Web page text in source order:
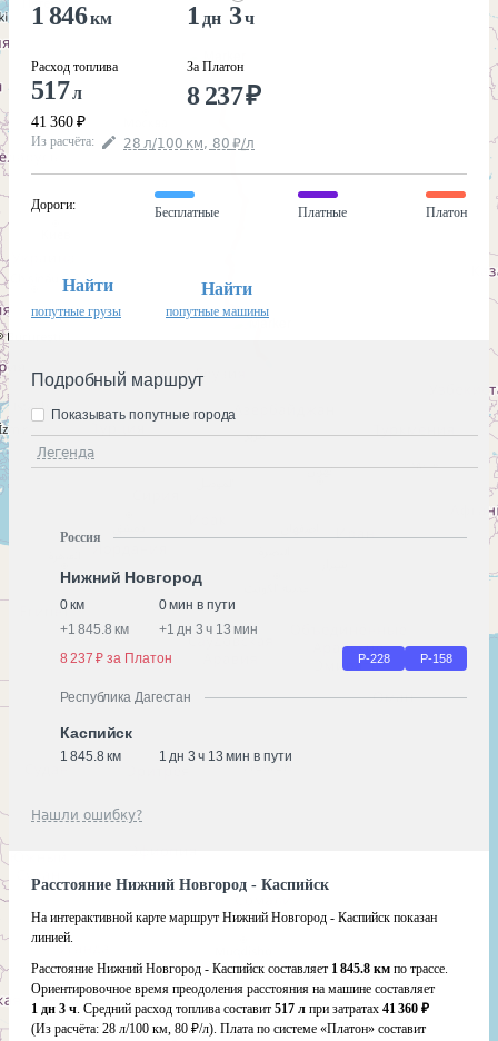
1 846км
Расход топлива
517л
41 360 ₽
1 дн 3ч
За Платон
8 237₽
Из расчёта: 28 л/100 км, 80 ₽/л
Дороги:
Бесплатные Платные Платон
Найти
попутные грузы
Найти
попутные машины
Подробный маршрут
Легенда
Показывать попутные города
Россия
Нижний Новгород
0 км
0 мин в пути
+1 845.8 км +1 дн 3 ч 13 мин
8 237 ₽ за Платон
Р-228 Р-158
Республика Дагестан
Каспийск
1 845.8 км 1 дн 3 ч 13 мин в пути
Нашли ошибку?
Расстояние Нижний Новгород - Каспийск
На интерактивной карте маршрут Нижний Новгород - Каспийск показан
линией.
Расстояние Нижний Новгород - Каспийск составляет 1 845.8 км по трассе.
Ориентировочное время преодоления расстояния на машине составляет
1 дн 3 ч. Средний расход топлива составит 517 л при затратах 41 360 ₽
(Из расчёта: 28 л/100 км, 80 ₽/л). Плата по системе «Платон» составит